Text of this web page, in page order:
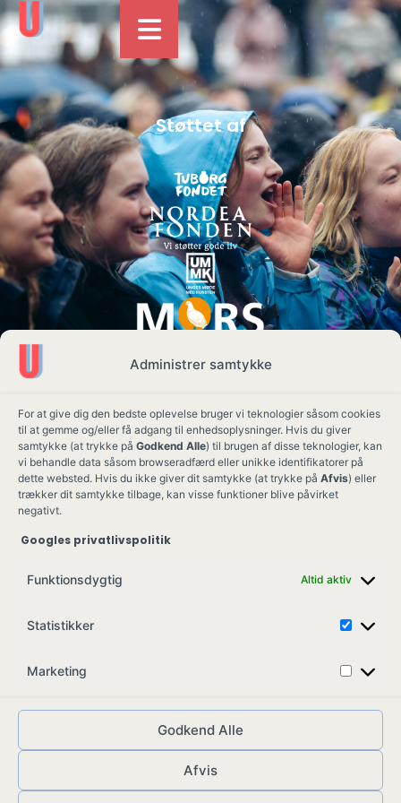
Administrer samtykke
For at give dig den bedste oplevelse bruger vi teknologier såsom cookies
til at gemme og/eller få adgang til enhedsoplysninger. Hvis du giver
samtykke (at trykke på Godkend Alle) til brugen af disse teknologier, kan
vi behandle data såsom browseradfærd eller unikke identifikatorer på
dette websted. Hvis du ikke giver dit samtykke (at trykke på Afvis) eller
trækker dit samtykke tilbage, kan visse funktioner blive påvirket
negativt.
Googles privatlivspolitik
Funktionsdygtig Altid aktiv
Statistikker
Marketing
Godkend Alle
Afvis
Støttet af
Ung Kult
Skovgade 17,
CVR: 41008547
© ungkult.dk - 2026 Allieret– din partner i